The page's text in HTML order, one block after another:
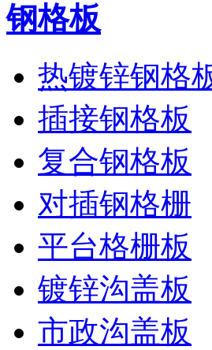
钢格板
热镀锌钢格
插接钢格板
复合钢格板
对插钢格栅
平台格栅板
镀锌沟盖板
市政沟盖板